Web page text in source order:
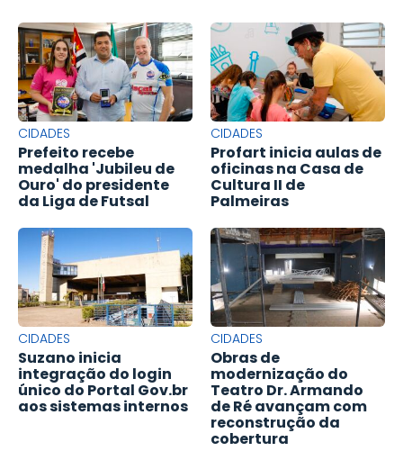
CIDADES
Prefeito recebe
medalha 'Jubileu de
Ouro' do presidente
da Liga de Futsal
CIDADES
Profart inicia aulas de
oficinas na Casa de
Cultura II de
Palmeiras
CIDADES
Suzano inicia
integração do login
único do Portal Gov.br
aos sistemas internos
CIDADES
Obras de
modernização do
Teatro Dr. Armando
de Ré avançam com
reconstrução da
cobertura